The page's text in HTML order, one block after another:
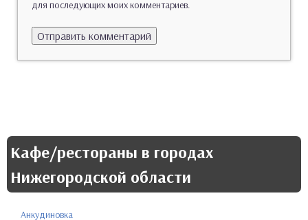
для последующих моих комментариев.
Кафе/рестораны в городах
Нижегородской области
Анкудиновка